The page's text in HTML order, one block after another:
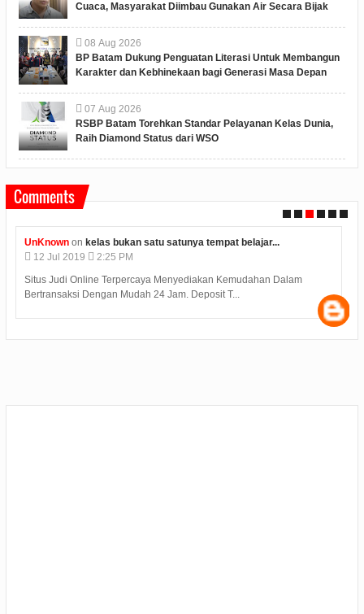
Cuaca, Masyarakat Diimbau Gunakan Air Secara Bijak
08 Aug 2026
BP Batam Dukung Penguatan Literasi Untuk Membangun
Karakter dan Kebhinekaan bagi Generasi Masa Depan
07 Aug 2026
RSBP Batam Torehkan Standar Pelayanan Kelas Dunia,
Raih Diamond Status dari WSO
Comments
UnKnownonkelas bukan satu satunya tempat belajar...
Jul 2019
2:25 PM
Situs Judi Online Terpercaya Menyediakan Kemudahan Dalam
Bertransaksi Dengan Mudah 24 Jam. Deposit T...